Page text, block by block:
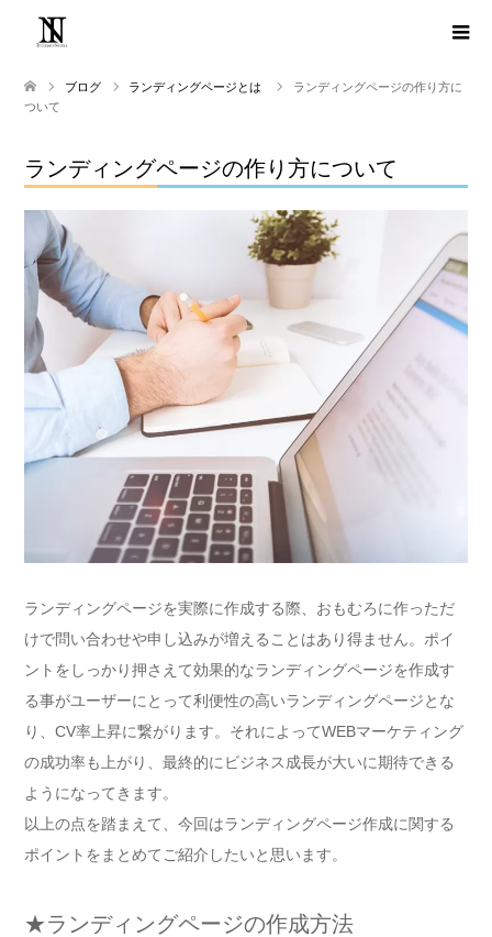
ブログ ランディングページとは
ランディングページの作り方に
ついて
ランディングページの作り方について
ランディングページを実際に作成する際、おもむろに作っただ
けで問い合わせや申し込みが増えることはあり得ません。ポイ
ントをしっかり押さえて効果的なランディングページを作成す
る事がユーザーにとって利便性の高いランディングページとな
り、CV率上昇に繋がります。それによってWEBマーケティング
の成功率も上がり、最終的にビジネス成長が大いに期待できる
ようになってきます。
以上の点を踏まえて、今回はランディングページ作成に関する
ポイントをまとめてご紹介したいと思います。
★ランディングページの作成方法